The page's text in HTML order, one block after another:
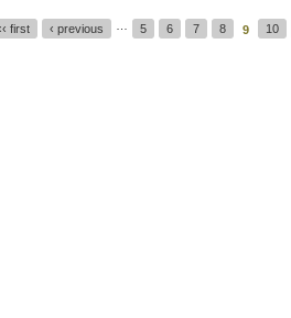
first ‹ previous 5 6 7 8 9 10